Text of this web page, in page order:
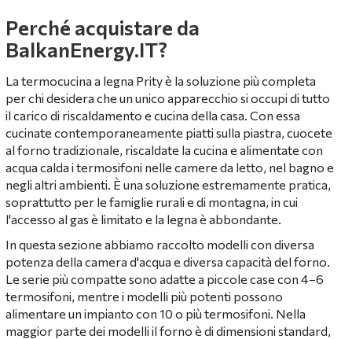
Perché acquistare da
BalkanEnergy.IT?
La termocucina a legna Prity è la soluzione più completa
per chi desidera che un unico apparecchio si occupi di tutto
il carico di riscaldamento e cucina della casa. Con essa
cucinate contemporaneamente piatti sulla piastra, cuocete
al forno tradizionale, riscaldate la cucina e alimentate con
acqua calda i termosifoni nelle camere da letto, nel bagno e
negli altri ambienti. È una soluzione estremamente pratica,
soprattutto per le famiglie rurali e di montagna, in cui
l'accesso al gas è limitato e la legna è abbondante.
In questa sezione abbiamo raccolto modelli con diversa
potenza della camera d'acqua e diversa capacità del forno.
Le serie più compatte sono adatte a piccole case con 4–6
termosifoni, mentre i modelli più potenti possono
alimentare un impianto con 10 o più termosifoni. Nella
maggior parte dei modelli il forno è di dimensioni standard,